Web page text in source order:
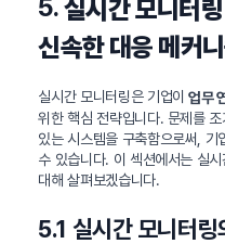
5.실시간 모니터
신속한 대응 메커
실시간 모니터링은 기업이업무
위한 핵심 전략입니다. 문제를
있는 시스템을 구축함으로써, 기
수 있습니다. 이 섹션에서는 실
대해 살펴보겠습니다.
5.1 실시간 모니터링